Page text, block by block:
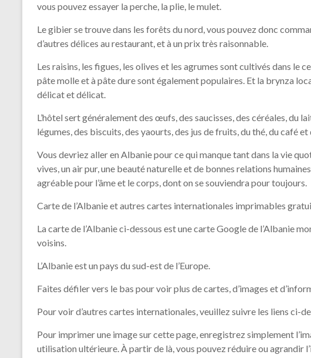
vous pouvez essayer la perche, la plie, le mulet.
Le gibier se trouve dans les forêts du nord, vous pouvez donc
d’autres délices au restaurant, et à un prix très raisonnable.
Les raisins, les figues, les olives et les agrumes sont cultivés dans le
pâte molle et à pâte dure sont également populaires. Et la brynza
délicat et délicat.
L’hôtel sert généralement des œufs, des saucisses, des céréales, du
légumes, des biscuits, des yaourts, des jus de fruits, du thé, du café
Vous devriez aller en Albanie pour ce qui manque tant dans la vie
vives, un air pur, une beauté naturelle et de bonnes relations
agréable pour l’âme et le corps, dont on se souviendra pour toujours.
Carte de l’Albanie et autres cartes internationales imprimables
La carte de l’Albanie ci-dessous est une carte Google de l’Albanie
voisins.
L’Albanie est un pays du sud-est de l’Europe.
Faites défiler vers le bas pour voir plus de cartes, d’images et
Pour voir d’autres cartes internationales, veuillez suivre les liens ci-
Pour imprimer une image sur cette page, enregistrez simplement
utilisation ultérieure. À partir de là, vous pouvez réduire ou agrandir